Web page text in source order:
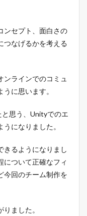
ンセプト、面白さの
つなげるかを考える
ンラインでのコミュ
に思います。
と思う、Unityでのエ
になりました。
きるようになりまし
について正確なフィ
今回のチーム制作を
ました。